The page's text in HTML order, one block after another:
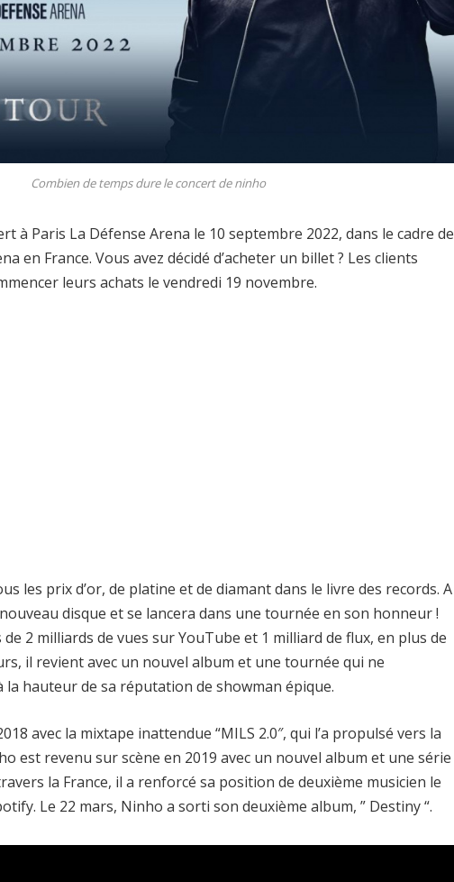
Combien de temps dure le concert de ninho
à Paris La Défense Arena le 10 septembre 2022, dans le cadre de
en France. Vous avez décidé d’acheter un billet ? Les clients
leurs achats le vendredi 19 novembre.
les prix d’or, de platine et de diamant dans le livre des records. A
disque et se lancera dans une tournée en son honneur !
2 milliards de vues sur YouTube et 1 milliard de flux, en plus de
il revient avec un nouvel album et une tournée qui ne
la hauteur de sa réputation de showman épique.
avec la mixtape inattendue “MILS 2.0″, qui l’a propulsé vers la
est revenu sur scène en 2019 avec un nouvel album et une série
la France, il a renforcé sa position de deuxième musicien le
Le 22 mars, Ninho a sorti son deuxième album, ” Destiny “.